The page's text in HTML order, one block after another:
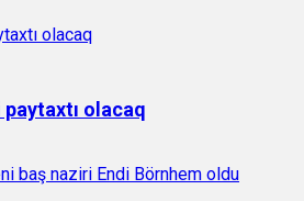
paytaxtı olacaq